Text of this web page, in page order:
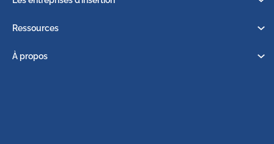
Ressources
À propos